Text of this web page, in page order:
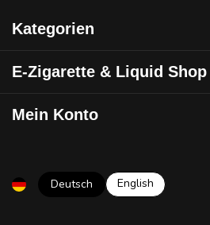
Kategorien
E-Zigarette & Liquid
Mein Konto
Deutsch English